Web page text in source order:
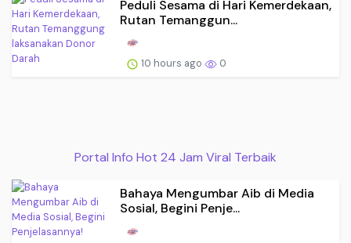
Peduli Sesama di Hari Kemerdekaan,
Rutan Temanggun...
10 hours ago 0
Portal Info Hot 24 Jam Viral Terbaik
Bahaya Mengumbar Aib di Media
Sosial, Begini Penje...